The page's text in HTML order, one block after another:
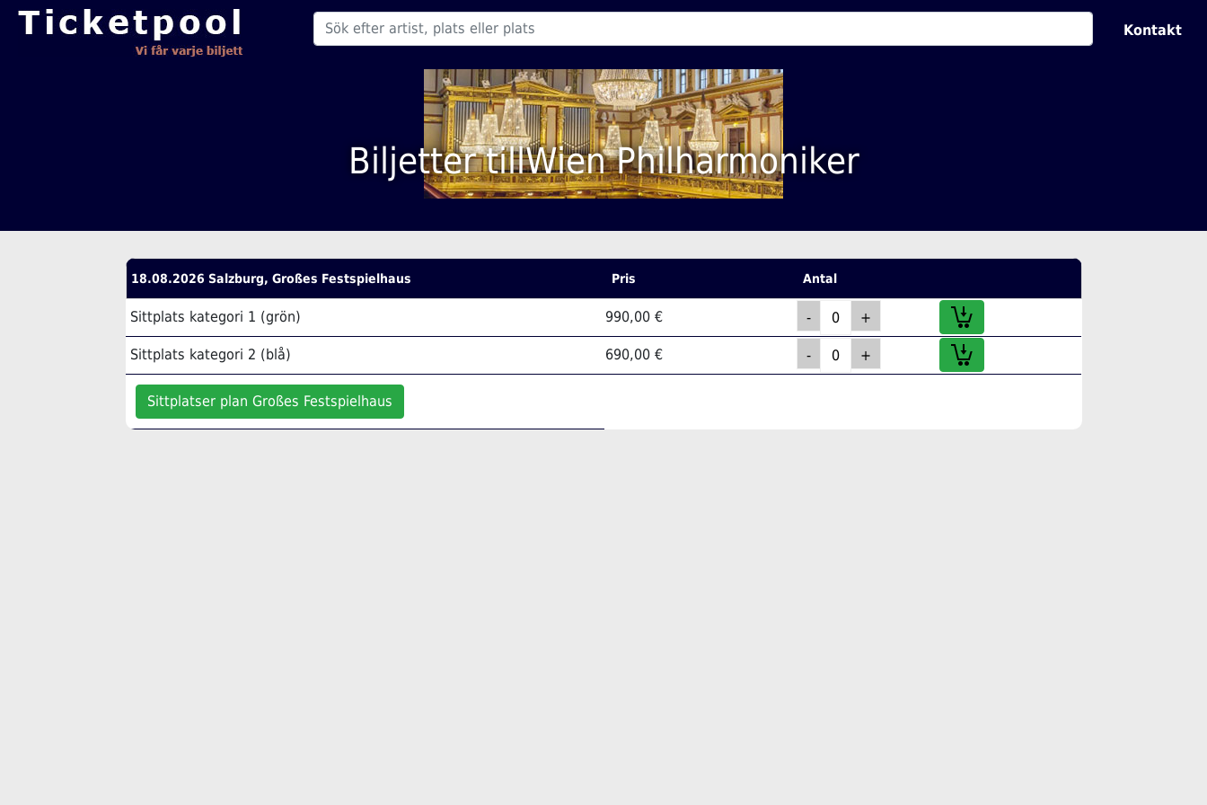
Kontakt
Biljetter tillWien Philharmoniker
18.08.2026 Salzburg, Großes Festspielhaus Pris Antal
Sittplats kategori 1 (grön) 990,00 €
Sittplats kategori 2 (blå) 690,00 €
Sittplatser plan Großes Festspielhaus